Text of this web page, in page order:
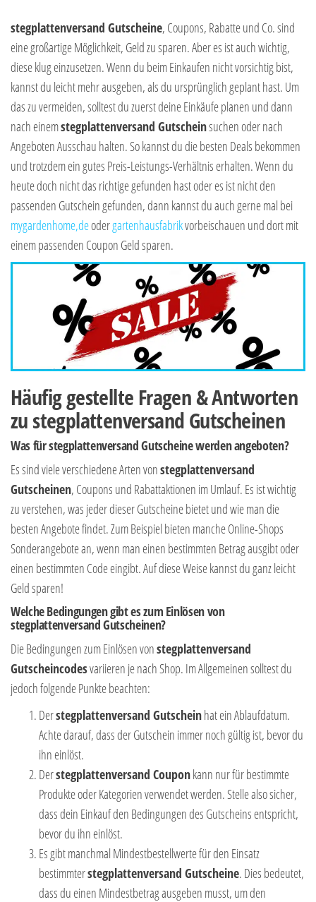
stegplattenversand Gutscheine, Coupons, Rabatte und Co. sind
eine großartige Möglichkeit, Geld zu sparen. Aber es ist auch wichtig,
diese klug einzusetzen. Wenn du beim Einkaufen nicht vorsichtig bist,
kannst du leicht mehr ausgeben, als du ursprünglich geplant hast. Um
das zu vermeiden, solltest du zuerst deine Einkäufe planen und dann
nach einemstegplattenversand Gutscheinsuchen oder nach
Angeboten Ausschau halten. So kannst du die besten Deals bekommen
und trotzdem ein gutes Preis-Leistungs-Verhältnis erhalten. Wenn du
heute doch nicht das richtige gefunden hast oder es ist nicht den
passenden Gutschein gefunden, dann kannst du auch gerne mal bei
mygardenhome,deodergartenhausfabrikvorbeischauen und dort mit
einem passenden Coupon Geld sparen.
Häufig gestellte Fragen & Antworten
zu stegplattenversand Gutscheinen
Was für stegplattenversand Gutscheine werden angeboten?
Es sind viele verschiedene Arten vonstegplattenversand
Gutscheinen, Coupons und Rabattaktionen im Umlauf. Es ist wichtig
zu verstehen, was jeder dieser Gutscheine bietet und wie man die
besten Angebote findet. Zum Beispiel bieten manche Online-Shops
Sonderangebote an, wenn man einen bestimmten Betrag ausgibt oder
einen bestimmten Code eingibt. Auf diese Weise kannst du ganz leicht
Geld sparen!
Welche Bedingungen gibt es zum Einlösen von
stegplattenversand Gutscheinen?
Die Bedingungen zum Einlösen vonstegplattenversand
Gutscheincodesvariieren je nach Shop. Im Allgemeinen solltest du
jedoch folgende Punkte beachten:
Derstegplattenversand Gutscheinhat ein Ablaufdatum.
Achte darauf, dass der Gutschein immer noch gültig ist, bevor du
ihn einlöst.
Derstegplattenversand Couponkann nur für bestimmte
Produkte oder Kategorien verwendet werden. Stelle also sicher,
dass dein Einkauf den Bedingungen des Gutscheins entspricht,
bevor du ihn einlöst.
Es gibt manchmal Mindestbestellwerte für den Einsatz
bestimmterstegplattenversand Gutscheine. Dies bedeutet,
dass du einen Mindestbetrag ausgeben musst, um den